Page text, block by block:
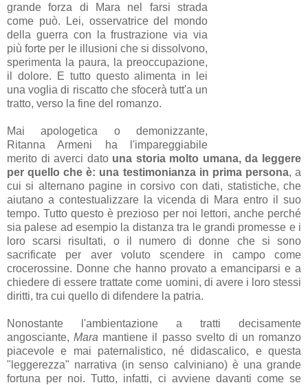
grande forza di Mara nel farsi strada
come può. Lei, osservatrice del mondo
della guerra con la frustrazione via via
più forte per le illusioni che si dissolvono,
sperimenta la paura, la preoccupazione,
il dolore. E tutto questo alimenta in lei
una voglia di riscatto che sfocerà tutt'a un
tratto, verso la fine del romanzo.
Mai apologetica o demonizzante,
Ritanna Armeni ha l'impareggiabile
merito di averci dato una storia molto umana, da leggere
per quello che è: una testimonianza in prima persona, a
cui si alternano pagine in corsivo con dati, statistiche, che
aiutano a contestualizzare la vicenda di Mara entro il suo
tempo. Tutto questo è prezioso per noi lettori, anche perché
sia palese ad esempio la distanza tra le grandi promesse e i
loro scarsi risultati, o il numero di donne che si sono
sacrificate per aver voluto scendere in campo come
crocerossine. Donne che hanno provato a emanciparsi e a
chiedere di essere trattate come uomini, di avere i loro stessi
diritti, tra cui quello di difendere la patria.
Nonostante l'ambientazione a tratti decisamente
angosciante,Mara mantiene il passo svelto di un romanzo
piacevole e mai paternalistico, né didascalico, e questa
"leggerezza" narrativa (in senso calviniano) è una grande
fortuna per noi. Tutto, infatti, ci avviene davanti come se